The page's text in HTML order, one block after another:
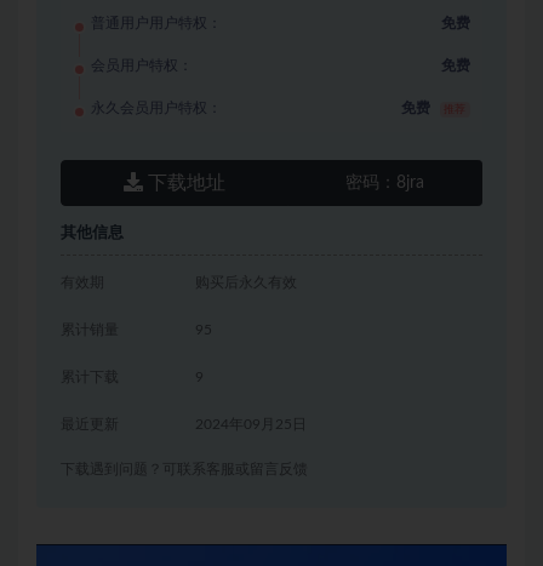
普通用户用户特权： 免费
会员用户特权： 免费
永久会员用户特权： 免费
下载地址 密码： 8jra
其他信息
有效期 购买后永久有效
累计销量 95
累计下载 9
2024年09月25日
下载遇到问题？可联系客服或留言反馈